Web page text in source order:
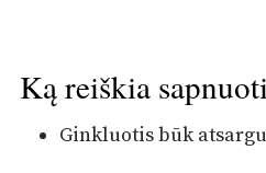
Ką reiškia
Ginkluotis būk